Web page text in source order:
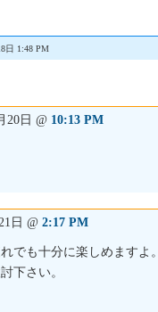
日 1:48 PM
20日 @ 10:13 PM
日 @ 2:17 PM
でも十分に楽しめますよ。
下さい。